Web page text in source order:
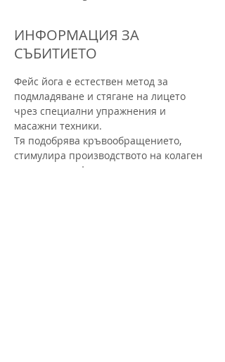
ИНФОРМАЦИЯ ЗА
СЪБИТИЕТО
Фейс йога е естествен метод за
подмладяване и стягане на лицето
чрез специални упражнения и
масажни техники.
Тя подобрява кръвообращението,
стимулира производството на колаген
и помага за оформяне на контурите на